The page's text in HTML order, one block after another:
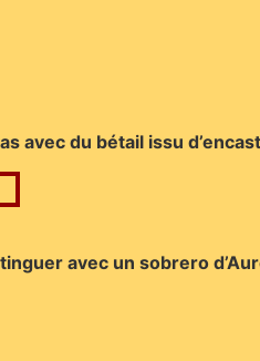
avec du bétail issu
avec un sobrero